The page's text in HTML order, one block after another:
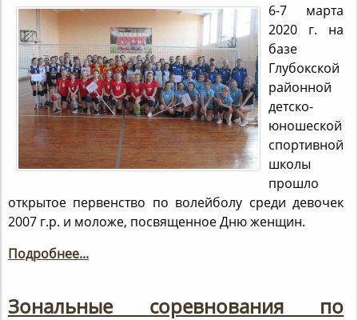
6-7 марта
2020 г. на
базе
Глубокской
районной
детско-
юношеской
спортивной
школы
прошло
открытое первенство по волейболу среди девочек
2007 г.р. и моложе, посвященное Дню женщин.
Подробнее...
Зональные соревнования по